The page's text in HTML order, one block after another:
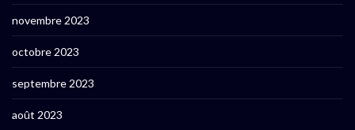
novembre 2023
octobre 2023
septembre 2023
août 2023